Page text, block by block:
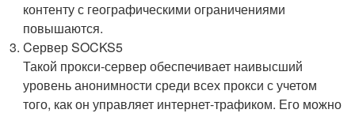
контенту с географическими ограничениями
повышаются.
Cервер SOCKS5
Такой прокси-сервер обеспечивает наивысший
уровень анонимности среди всех прокси с учетом
того, как он управляет интернет-трафиком. Его можно